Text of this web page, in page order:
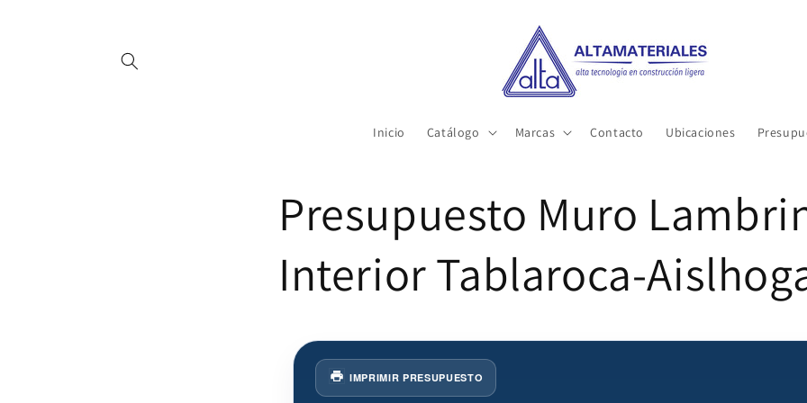
Inicio Catálogo Marcas Contacto Ubicaciones
Presupuesto Muro
Interior Tablaroca-
IMPRIMIR PRESUPUESTO